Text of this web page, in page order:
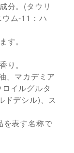
分。(タウリ
ム-11：ハ
す。
り。
、マカデミア
イルグルタ
ドデシル)、ス
表す名称で